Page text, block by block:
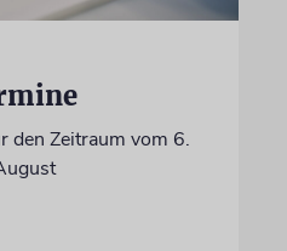
den Zeitraum vom 6.